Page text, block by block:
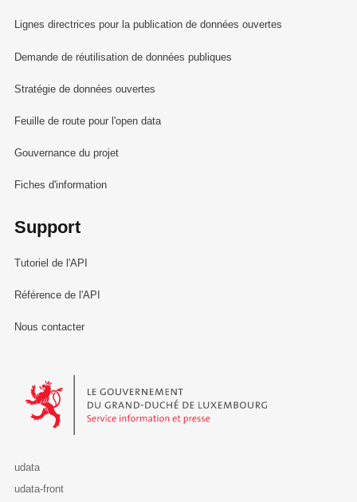
Lignes directrices pour la publication de données ouvertes
Demande de réutilisation de données publiques
Stratégie de données ouvertes
Feuille de route pour l'open data
Gouvernance du projet
Fiches d'information
Support
Tutoriel de l'API
Référence de l'API
Nous contacter
Le Gouvernement du Grand-Duché de Luxembourg - Service
udata
udata-front